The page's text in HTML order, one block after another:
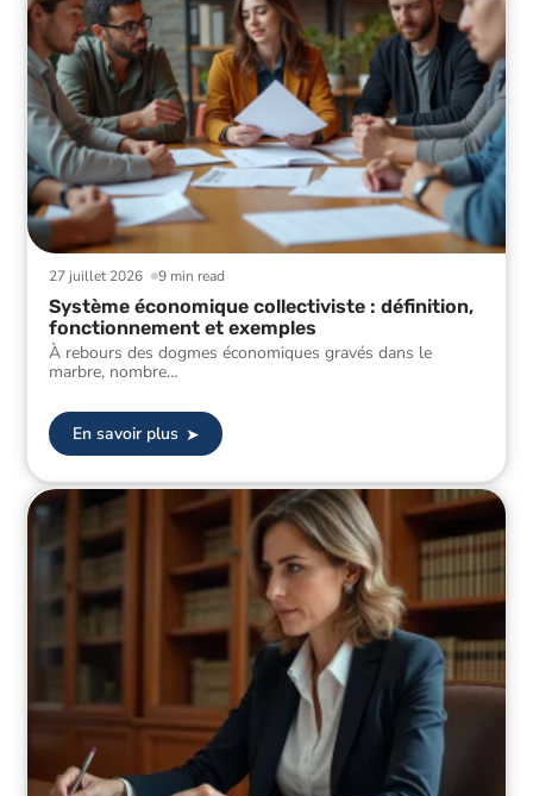
9 min read
27 juillet 2026
Système économique collectiviste : définition,
fonctionnement et exemples
À rebours des dogmes économiques gravés dans le
marbre, nombre…
En savoir plus